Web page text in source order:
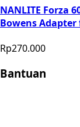
NANLITE Forza
Bowens Adapter
Rp270.000
Bantuan